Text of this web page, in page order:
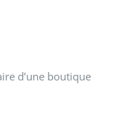
d’une boutique